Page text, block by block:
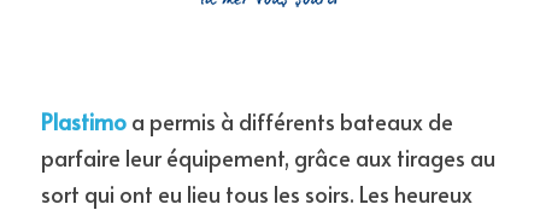
Plastimo a permis à différents bateaux de
parfaire leur équipement, grâce aux tirages au
sort qui ont eu lieu tous les soirs. Les heureux